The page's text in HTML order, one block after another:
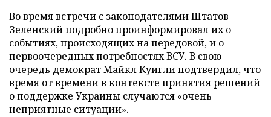
Во время встречи с законодателями Штатов
Зеленский подробно проинформировал их о
событиях, происходящих на передовой, и о
первоочередных потребностях ВСУ. В свою
очередь демократ Майкл Куигли подтвердил, что
время от времени в контексте принятия решений
о поддержке Украины случаются «очень
неприятные ситуации».